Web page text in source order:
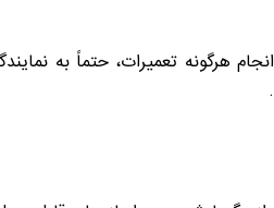
هرگونه تعمیرات، حتماً به